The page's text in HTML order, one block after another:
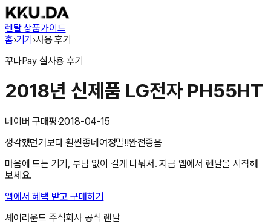
렌탈 상품가이드
홈›기기›사용 후기
꾸다Pay 실사용 후기
2018년 신제품 LG전자 PH55HT
네이버 구매평·2018-04-15
생각했던거보다 훨씬좋네여정말!!완전좋음
마음에 드는 기기, 부담 없이 길게 나눠서. 지금 앱에서 렌탈을 시작해
보세요.
앱에서 혜택 받고 구매하기
셰어라운드 주식회사 공식 렌탈